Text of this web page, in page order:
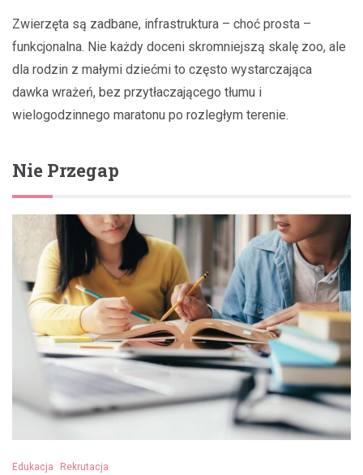
Zwierzęta są zadbane, infrastruktura – choć prosta –
funkcjonalna. Nie każdy doceni skromniejszą skalę zoo, ale
dla rodzin z małymi dziećmi to często wystarczająca
dawka wrażeń, bez przytłaczającego tłumu i
wielogodzinnego maratonu po rozległym terenie.
Nie Przegap
Edukacja Rekrutacja